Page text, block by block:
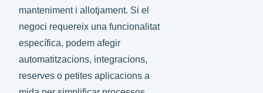
manteniment i allotjament. Si el
negoci requereix una funcionalitat
específica, podem afegir
automatitzacions, integracions,
reserves o petites aplicacions a